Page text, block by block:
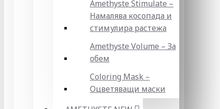
Amethyste Stimulate –
Намалява косопада и
стимулира растежа
Amethyste Volume – За
обем
Coloring Mask –
Оцветяващи маски